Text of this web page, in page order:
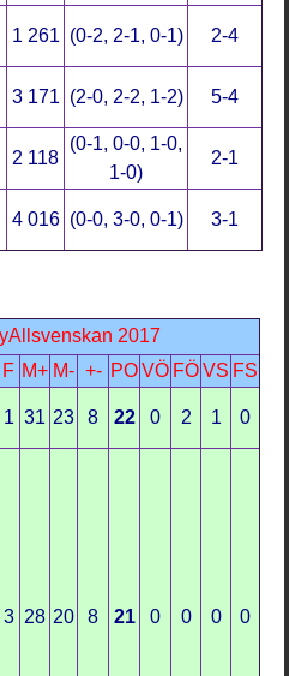
1 261 (0-2, 2-1, 0-1) 2-4
3 171 (2-0, 2-2, 1-2) 5-4
2 118
(0-1, 0-0, 1-0,
1-0)
2-1
4 016 (0-0, 3-0, 0-1) 3-1
2017
F M+ M- +- PO VÖ FÖ VS FS
1 31 23 8 22 0 2 1 0
3 28 20 8 21 0 0 0 0